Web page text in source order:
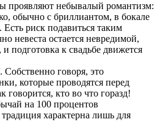
проявляют небывалый романтизм:
обычно с бриллиантом, в бокале
риск подавиться таким
невеста остается невредимой,
и подготовка к свадьбе движется
. Собственно говоря, это
которые проводятся перед
говорится, кто во что горазд!
на 100 процентов
характерна лишь для